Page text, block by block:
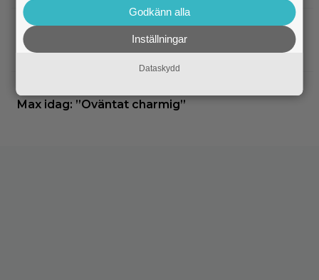
Klassiker|Inatt på tv: Dyr filmatisering av
klassiker blev en jättesuccé – 97% på Rotten
Tomatoes
Max idag: ”Oväntat charmig”
Godkänn alla
Inställningar
Dataskydd